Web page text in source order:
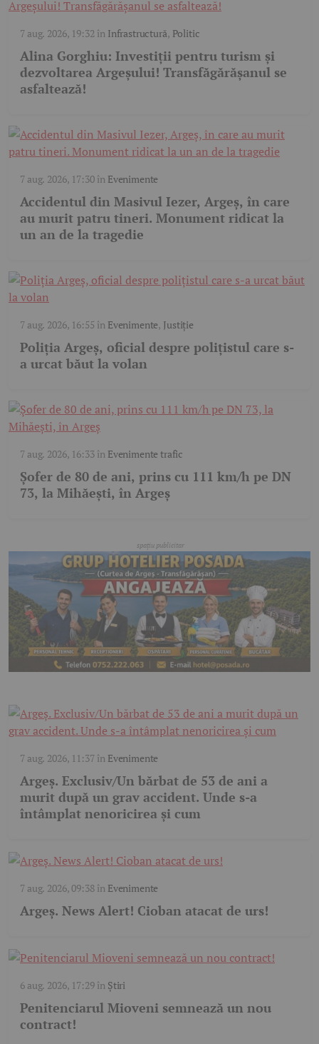
7 aug. 2026, 19:32 în Infrastructură, Politic
Alina Gorghiu: Investiții pentru turism și
dezvoltarea Argeșului! Transfăgărășanul se
asfaltează!
7 aug. 2026, 17:30în Evenimente
Accidentul din Masivul Iezer, Argeș, în care
au murit patru tineri. Monument ridicat la
un an de la tragedie
7 aug. 2026, 16:55 în Evenimente, Justiție
Poliția Argeș, oficial despre polițistul care s-
a urcat băut la volan
7 aug. 2026, 16:33în Evenimente trafic
Șofer de 80 de ani, prins cu 111 km/h pe DN
73, la Mihăești, în Argeș
7 aug. 2026, 11:37în Evenimente
Argeș. Exclusiv/Un bărbat de 53 de ani a
murit după un grav accident. Unde s-a
întâmplat nenoricirea și cum
7 aug. 2026, 09:38în Evenimente
Argeş. News Alert! Cioban atacat de urs!
6 aug. 2026, 17:29în Știri
Penitenciarul Mioveni semnează un nou
contract!